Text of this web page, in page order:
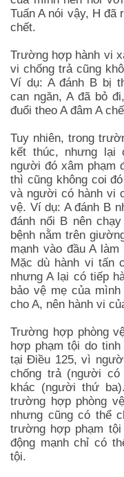
Tuấn A nói vậy, H đã
chết.
Trường hợp hành vi
vi chống trả cũng
Ví dụ: A đánh B bị
can ngăn, A đã bỏ
đuổi theo A đâm A
Tuy nhiên, trong
kết thúc, nhưng lại
người đó xâm phạm
thì cũng không coi
và người có hành vi
vệ. Ví dụ: A đánh B
đánh nổi B nên
bệnh nằm trên
mạnh vào đầu A
Mặc dù hành vi tấn
nhưng A lại có tiếp
bảo vệ mẹ của
cho A, nên hành vi
Trường hợp phòng
hợp phạm tội do
tại Điều 125, vì
chống trả (người
khác (người thứ
trường hợp phòng
nhưng cũng có thể
trường hợp phạm
động mạnh chỉ có
tội.